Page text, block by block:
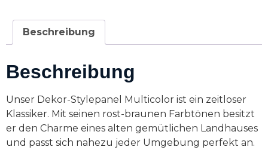
Beschreibung
Beschreibung
Unser Dekor-Stylepanel Multicolor ist ein zeitloser
Klassiker. Mit seinen rost-braunen Farbtönen besitzt
er den Charme eines alten gemütlichen Landhauses
und passt sich nahezu jeder Umgebung perfekt an.